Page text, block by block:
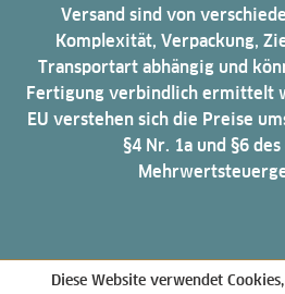
Versand sind von
Komplexität, Verpackung,
Transportart abhängig und
Fertigung verbindlich ermittelt
EU verstehen sich die Preise
§4 Nr. 1a und §6
Diese Website verwendet